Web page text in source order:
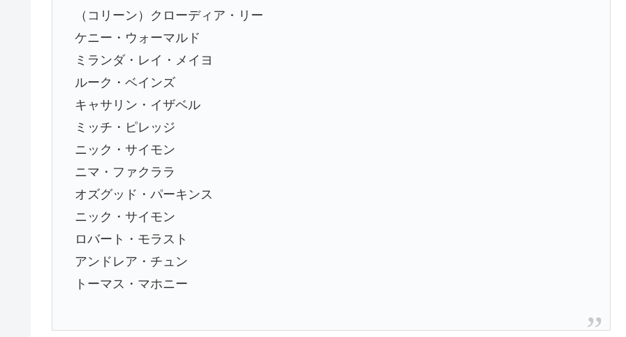
（コリーン）クローディア・リー
ケニー・ウォーマルド
ミランダ・レイ・メイヨ
ルーク・ベインズ
キャサリン・イザベル
ミッチ・ピレッジ
ニック・サイモン
ニマ・ファクララ
オズグッド・パーキンス
ニック・サイモン
ロバート・モラスト
アンドレア・チュン
トーマス・マホニー